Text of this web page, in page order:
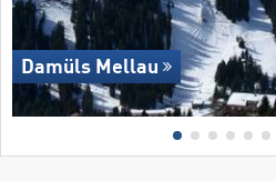
Damüls Mellau